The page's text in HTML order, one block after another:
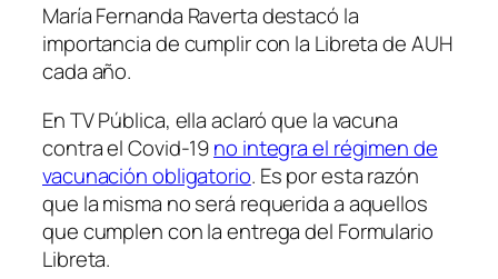
María Fernanda Raverta destacó la
importancia de cumplir con la Libreta de AUH
cada año.
En TV Pública, ella aclaró que la vacuna
contra el Covid-19no integra el régimen de
vacunación obligatorio. Es por esta razón
que la misma no será requerida a aquellos
que cumplen con la entrega del Formulario
Libreta.